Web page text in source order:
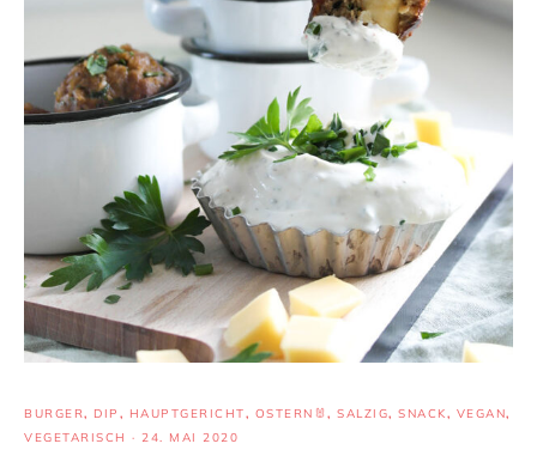
BURGER, DIP , HAUPTGERICHT, OSTERN🐰 , SALZIG, SNACK, VEGAN,
VEGETARISCH · 24. MAI 2020